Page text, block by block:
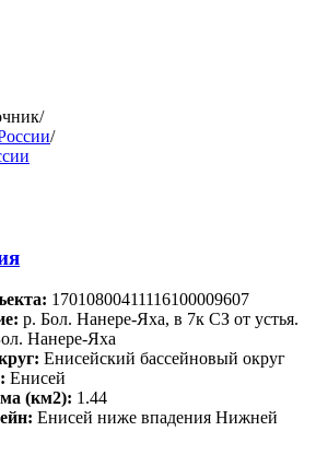
/
/
17010800411116100009607
р. Бол. Нанере-Яха, в 7к СЗ от устья.
Нанере-Яха
Енисейский бассейновый округ
Енисей
(км2): 1.44
Енисей ниже впадения Нижней